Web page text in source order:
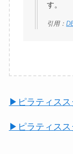
す。
引用：
▶︎ピラティスス
▶︎ピラティスス